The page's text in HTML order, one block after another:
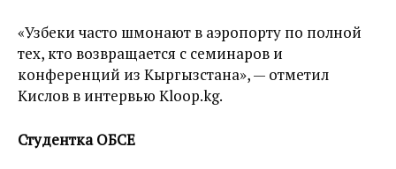
«Узбеки часто шмонают в аэропорту по полной
тех, кто возвращается с семинаров и
конференций из Кыргызстана», — отметил
Кислов в интервью Kloop.kg.
Студентка ОБСЕ